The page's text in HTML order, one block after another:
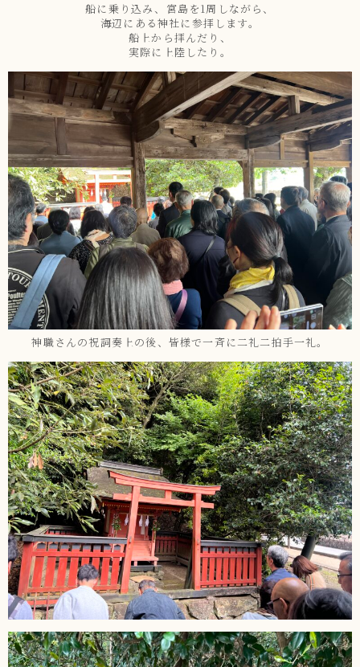
船に乗り込み、宮島を1周しながら、
海辺にある神社に参拝します。
船上から拝んだり、
実際に上陸したり。
神職さんの祝詞奏上の後、皆様で一斉に二礼二拍手一礼。